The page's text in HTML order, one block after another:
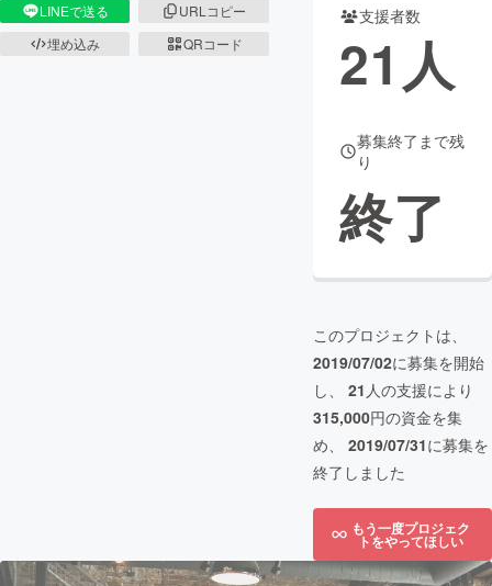
LINEで送る
URLコピー
埋め込み
QRコード
支援者数
21 人
募集終了まで残
り
終了
このプロジェクトは、
2019/07/02に募集を開始
し、 21 人の支援により
315,000円の資金を集
め、 2019/07/31に募集を
終了しました
もう一度プロジェク
トをやってほしい